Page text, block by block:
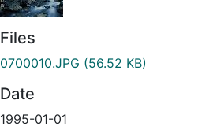
Files
0700010.JPG (56.52 KB)
Date
1995-01-01